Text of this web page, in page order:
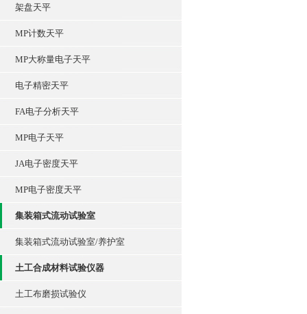
架盘天平
MP计数天平
MP大称量电子天平
电子精密天平
FA电子分析天平
MP电子天平
JA电子密度天平
MP电子密度天平
集装箱式流动试验室
集装箱式流动试验室/养护室
土工合成材料试验仪器
土工布磨损试验仪